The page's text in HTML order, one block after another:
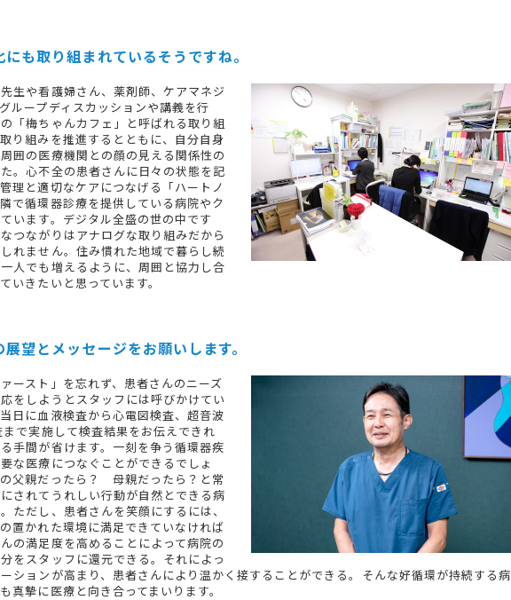
も取り組まれているそうですね。
生や看護婦さん、薬剤師、ケアマネジ
ループディスカッションや講義を行
「梅ちゃんカフェ」と呼ばれる取り組
り組みを推進するとともに、自分自身
囲の医療機関との顔の見える関係性の
。心不全の患者さんに日々の状態を記
理と適切なケアにつなげる「ハートノ
で循環器診療を提供している病院やク
います。デジタル全盛の世の中です
つながりはアナログな取り組みだから
れません。住み慣れた地域で暮らし続
人でも増えるように、周囲と協力し合
いきたいと思っています。
望とメッセージをお願いします。
ースト」を忘れず、患者さんのニーズ
をしようとスタッフには呼びかけてい
日に血液検査から心電図検査、超音波
で実施して検査結果をお伝えできれ
手間が省けます。一刻を争う循環器疾
な医療につなぐことができるでしょ
父親だったら？ 母親だったら？と常
されてうれしい行動が自然とできる病
ただし、患者さんを笑顔にするには、
置かれた環境に満足できていなければ
の満足度を高めることによって病院の
をスタッフに還元できる。それによっ
ションが高まり、患者さんにより温かく接することができる。そんな好循環が持続する病
真摯に医療と向き合ってまいります。